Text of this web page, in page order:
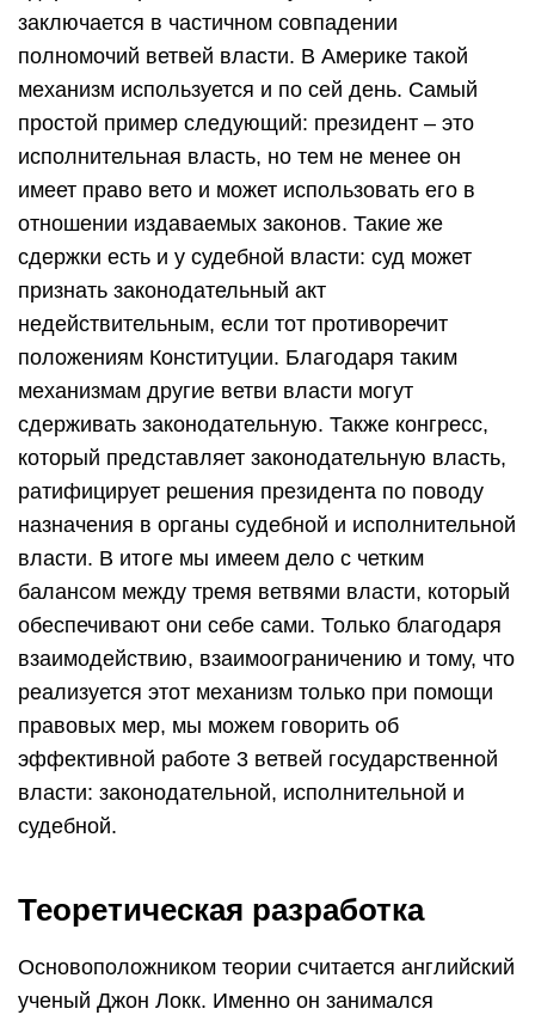
заключается в частичном совпадении
полномочий ветвей власти. В Америке такой
механизм используется и по сей день. Самый
простой пример следующий: президент – это
исполнительная власть, но тем не менее он
имеет право вето и может использовать его в
отношении издаваемых законов. Такие же
сдержки есть и у судебной власти: суд может
признать законодательный акт
недействительным, если тот противоречит
положениям Конституции. Благодаря таким
механизмам другие ветви власти могут
сдерживать законодательную. Также конгресс,
который представляет законодательную власть,
ратифицирует решения президента по поводу
назначения в органы судебной и исполнительной
власти. В итоге мы имеем дело с четким
балансом между тремя ветвями власти, который
обеспечивают они себе сами. Только благодаря
взаимодействию, взаимоограничению и тому, что
реализуется этот механизм только при помощи
правовых мер, мы можем говорить об
эффективной работе 3 ветвей государственной
власти: законодательной, исполнительной и
судебной.
Теоретическая разработка
Основоположником теории считается английский
ученый Джон Локк. Именно он занимался